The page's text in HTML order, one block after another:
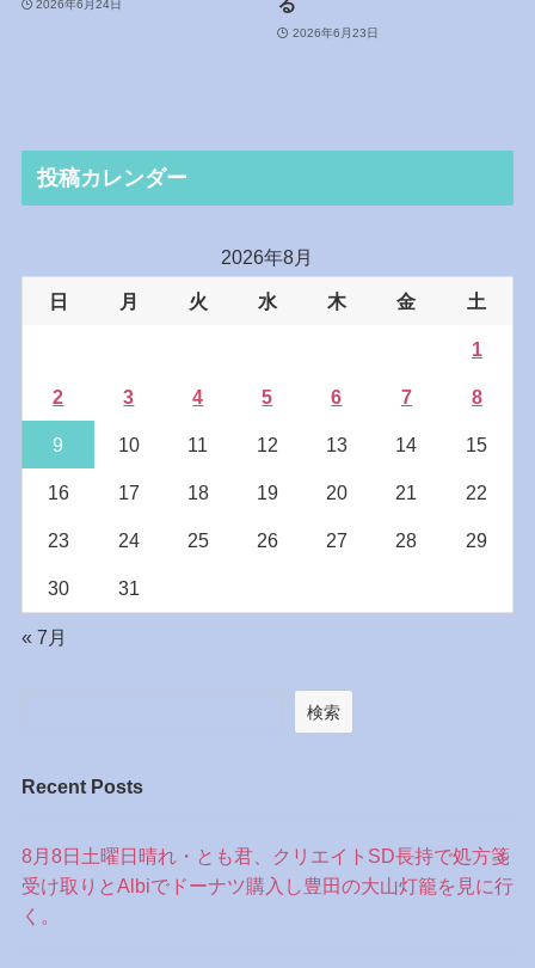
2026年6月24日
2026年6月23日
投稿カレンダー
2026年8月
日 月 火 水 木 金 土
1
2 3 4 5 6 7 8
9 10 11 12 13 14 15
16 17 18 19 20 21 22
23 24 25 26 27 28 29
30 31
« 7月
検索
Recent Posts
8月8日土曜日晴れ・とも君、クリエイトSD長持で処方箋
受け取りとAlbiでドーナツ購入し豊田の大山灯籠を見に行
く。